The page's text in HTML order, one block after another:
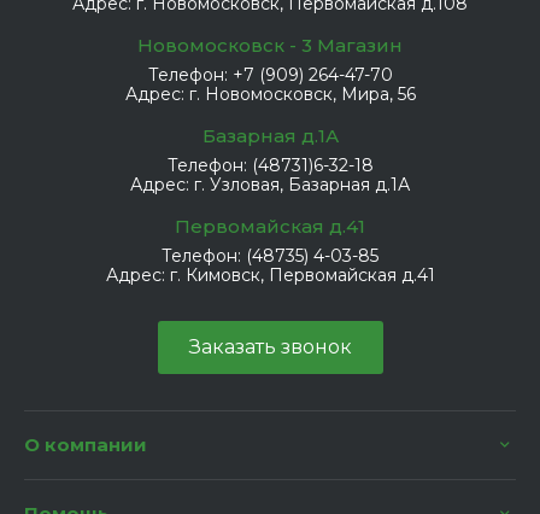
Новомосковск - 3 Магазин
Телефон: +7 (909) 264-47-70
Адрес: г. Новомосковск, Мира, 56
Базарная д.1А
Телефон: (48731)6-32-18
Адрес: г. Узловая, Базарная д.1А
Первомайская д.41
Телефон: (48735) 4-03-85
Адрес: г. Кимовск, Первомайская д.41
Заказать звонок
О компании